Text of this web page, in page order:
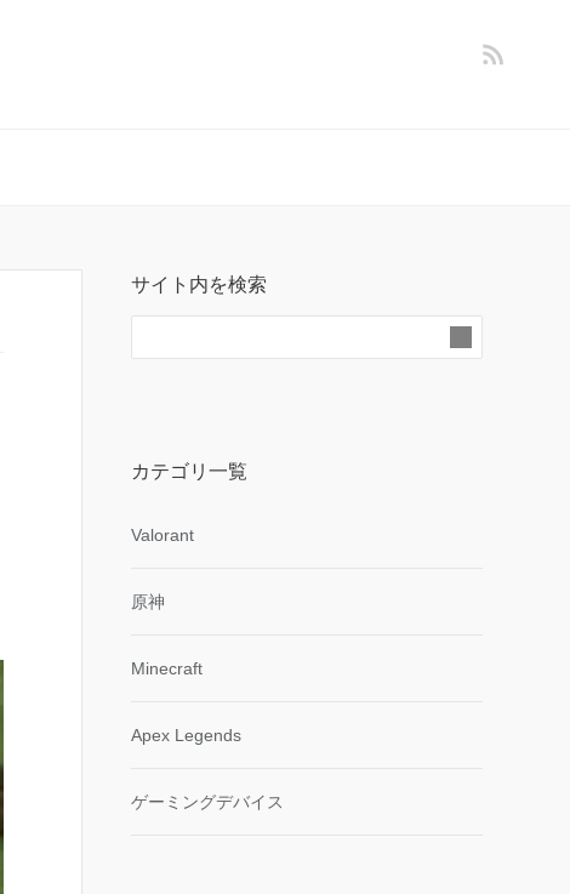
サイト内を検索
カテゴリ一覧
Valorant
原神
Minecraft
Apex Legends
ゲーミングデバイス